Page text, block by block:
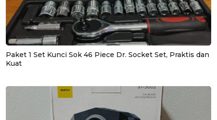
Paket 1 Set Kunci Sok 46 Piece Dr. Socket Set, Praktis dan
Kuat